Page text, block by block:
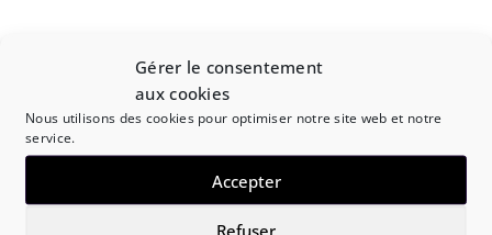
Gérer le consentement
aux cookies
Nous utilisons des cookies pour optimiser notre site web et notre
service.
Accepter
Refuser
E36
continu
continu